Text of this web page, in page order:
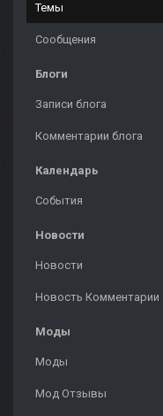
Темы
Сообщения
Блоги
Записи блога
Комментарии блога
Календарь
События
Новости
Новости
Новость Комментарии
Моды
Моды
Мод Отзывы